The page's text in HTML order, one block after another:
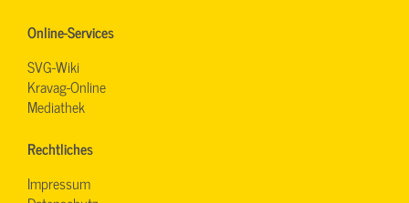
Online-Services
SVG-Wiki
Kravag-Online
Mediathek
Rechtliches
Impressum